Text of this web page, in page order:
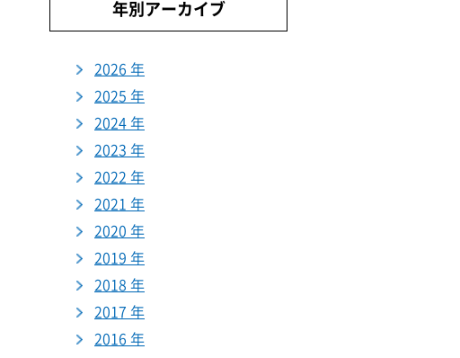
年別アーカイブ
2026 年
2025 年
2024 年
2023 年
2022 年
2021 年
2020 年
2019 年
2018 年
2017 年
2016 年